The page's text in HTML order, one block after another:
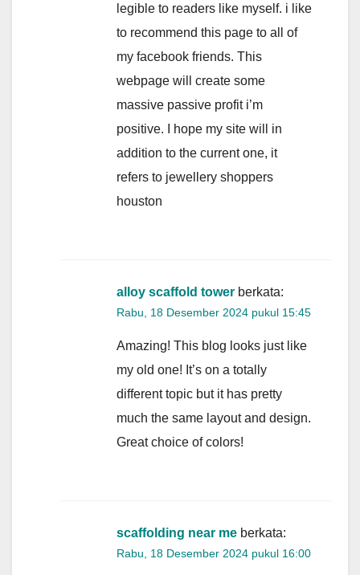
legible to readers like myself. i like
to recommend this page to all of
my facebook friends. This
webpage will create some
massive passive profit i’m
positive. I hope my site will in
addition to the current one, it
refers to jewellery shoppers
houston
alloy scaffold tower berkata:
Rabu, 18 Desember 2024 pukul 15:45
Amazing! This blog looks just like
my old one! It’s on a totally
different topic but it has pretty
much the same layout and design.
Great choice of colors!
scaffolding near me berkata:
Rabu, 18 Desember 2024 pukul 16:00